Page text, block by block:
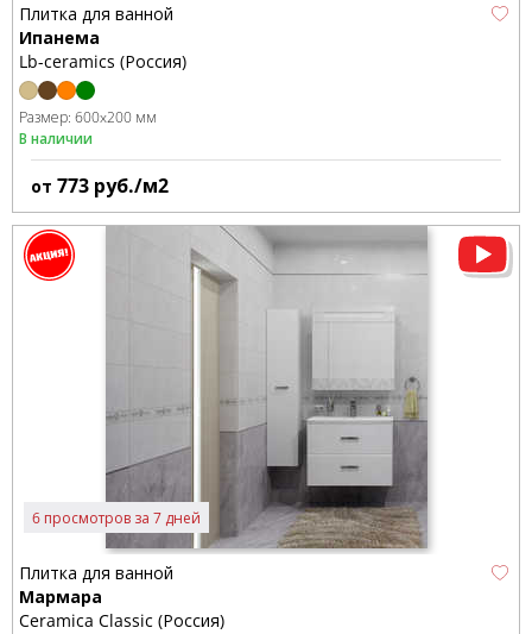
Плитка для ванной
Ипанема
Lb-ceramics (Россия)
Размер: 600x200 мм
В наличии
от 773 руб./м2
6 просмотров за 7 дней
Плитка для ванной
Мармара
Ceramica Classic (Россия)